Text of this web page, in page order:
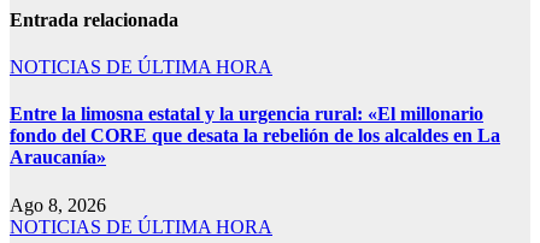
Entrada relacionada
NOTICIAS DE ÚLTIMA HORA
Entre la limosna estatal y la urgencia rural: «El millonario
fondo del CORE que desata la rebelión de los alcaldes en La
Araucanía»
Ago 8, 2026
NOTICIAS DE ÚLTIMA HORA